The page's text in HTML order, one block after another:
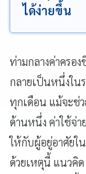
ได้ง่ายขึ้น
ท่ามกลางค่าครอ
กลายเป็นหนึ่งใน
ทุกเดือน แม้จะช่
ด้านหนึ่ง ค่าใช้จ่า
ให้กับผู้อยู่อาศัยใน
ด้วยเหตุนี้ แนวคิด